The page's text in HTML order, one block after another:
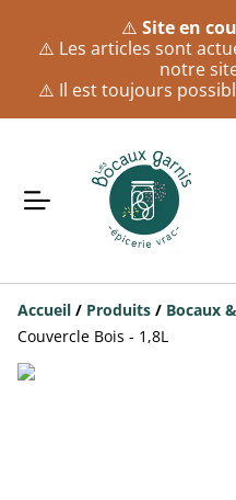
⚠️ Site en
⚠️ Les articles sont
notre
⚠️ Il est toujours
Accueil / Produits / Bocaux
Couvercle Bois - 1,8L